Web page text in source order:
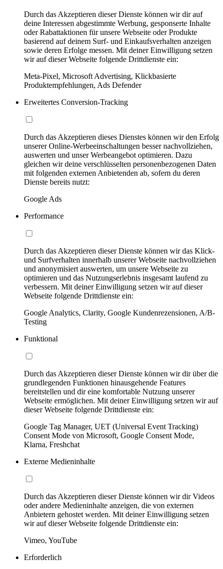
Durch das Akzeptieren dieser Dienste können wir dir auf
deine Interessen abgestimmte Werbung, gesponserte Inhalte
oder Rabattaktionen für unsere Webseite oder Produkte
basierend auf deinem Surf- und Einkaufsverhalten anzeigen
sowie deren Erfolge messen. Mit deiner Einwilligung setzen
wir auf dieser Webseite folgende Drittdienste ein:
Meta-Pixel, Microsoft Advertising, Klickbasierte
Produktempfehlungen, Ads Defender
Erweitertes Conversion-Tracking
Durch das Akzeptieren dieses Dienstes können wir den Erfolg
unserer Online-Werbeeinschaltungen besser nachvollziehen,
auswerten und unser Werbeangebot optimieren. Dazu
gleichen wir deine verschlüsselten personenbezogenen Daten
mit folgenden externen Anbietenden ab, sofern du deren
Dienste bereits nutzt:
Google Ads
Performance
Durch das Akzeptieren dieser Dienste können wir das Klick-
und Surfverhalten innerhalb unserer Webseite nachvollziehen
und anonymisiert auswerten, um unsere Webseite zu
optimieren und das Nutzungserlebnis insgesamt laufend zu
verbessern. Mit deiner Einwilligung setzen wir auf dieser
Webseite folgende Drittdienste ein:
Google Analytics, Clarity, Google Kundenrezensionen, A/B-
Testing
Funktional
Durch das Akzeptieren dieser Dienste können wir dir über die
grundlegenden Funktionen hinausgehende Features
bereitstellen und dir eine komfortable Nutzung unserer
Webseite ermöglichen. Mit deiner Einwilligung setzen wir auf
dieser Webseite folgende Drittdienste ein:
Google Tag Manager, UET (Universal Event Tracking)
Consent Mode von Microsoft, Google Consent Mode,
Klarna, Freshchat
Externe Medieninhalte
Durch das Akzeptieren dieser Dienste können wir dir Videos
oder andere Medieninhalte anzeigen, die von externen
Anbietern gehostet werden. Mit deiner Einwilligung setzen
wir auf dieser Webseite folgende Drittdienste ein:
Vimeo, YouTube
Erforderlich